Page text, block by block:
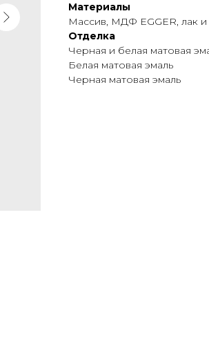
Материалы
Массив, МДФ EGGER, лак и
Отделка
Черная и белая матовая
Белая матовая эмаль
Черная матовая эмаль